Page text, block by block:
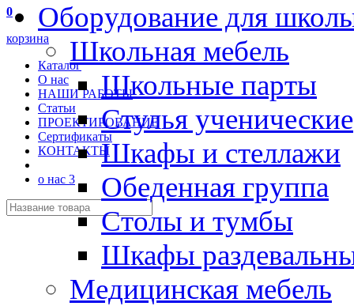
0
корзина
Каталог
О нас
НАШИ РАБОТЫ
Статьи
ПРОЕКТИРОВАНИЕ
Сертификаты
КОНТАКТЫ
о нас 3
Оборудование для
Школьная мебель
Школьные парты
Стулья ученические
Шкафы и стеллажи
Обеденная группа
Столы и тумбы
Шкафы
Медицинская мебель